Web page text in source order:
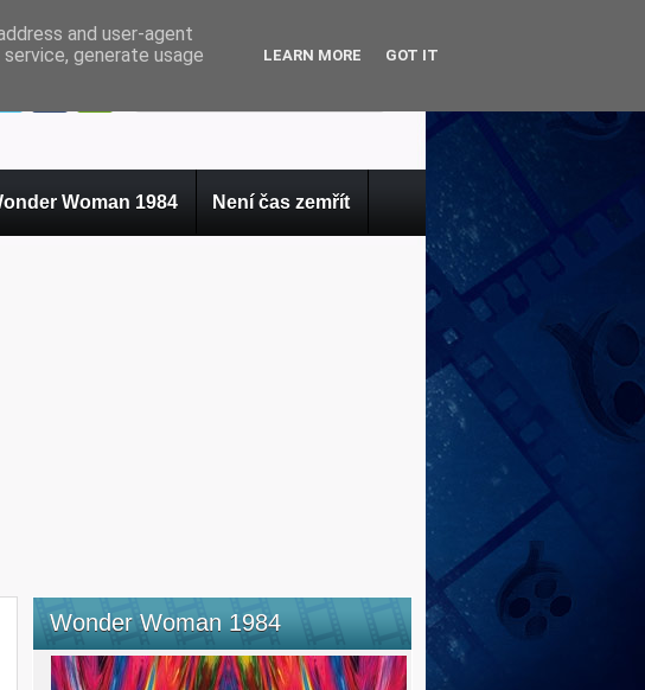
Woman 1984 Není čas zemřít
Wonder Woman 1984
and user-agent
generate usage
LEARN MORE GOT IT